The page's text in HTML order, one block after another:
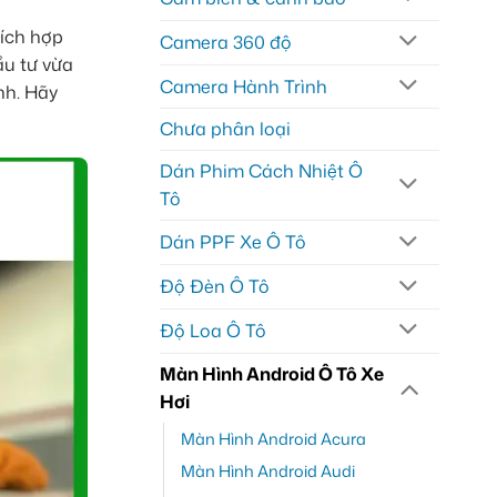
hợp
tư vừa
Hãy
Camera 360 độ
Camera Hành Trình
Chưa phân loại
Dán Phim Cách Nhiệt Ô
Tô
Dán PPF Xe Ô Tô
Độ Đèn Ô Tô
Độ Loa Ô Tô
Màn Hình Android Ô Tô Xe
Hơi
Màn Hình Android Acura
Màn Hình Android Audi